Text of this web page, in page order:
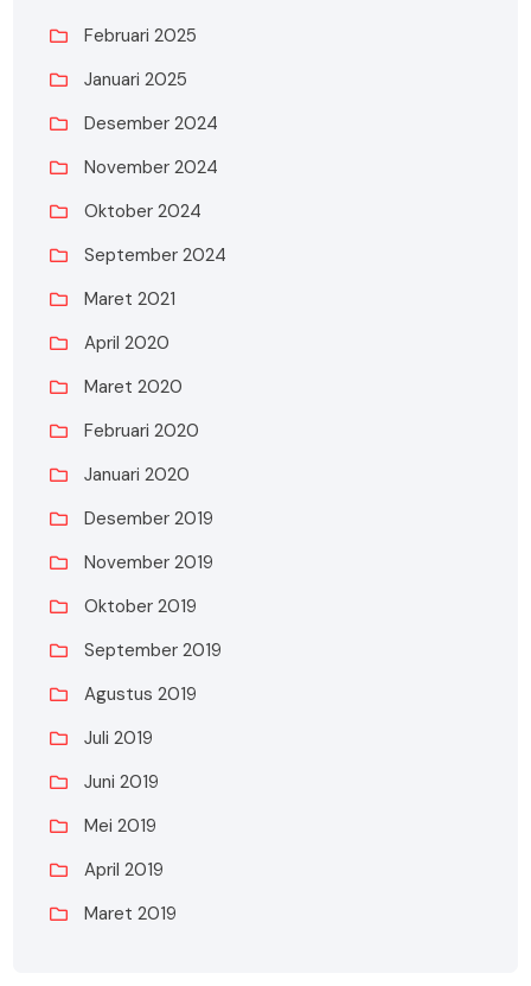
Februari 2025
Januari 2025
Desember 2024
November 2024
Oktober 2024
September 2024
Maret 2021
April 2020
Maret 2020
Februari 2020
Januari 2020
Desember 2019
November 2019
Oktober 2019
September 2019
Agustus 2019
Juli 2019
Juni 2019
Mei 2019
April 2019
Maret 2019